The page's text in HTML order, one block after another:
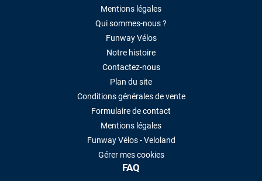
Mentions légales
Qui sommes-nous ?
Funway Vélos
Notre histoire
Contactez-nous
Plan du site
Conditions générales de vente
Formulaire de contact
Mentions légales
Funway Vélos - Veloland
Gérer mes cookies
FAQ